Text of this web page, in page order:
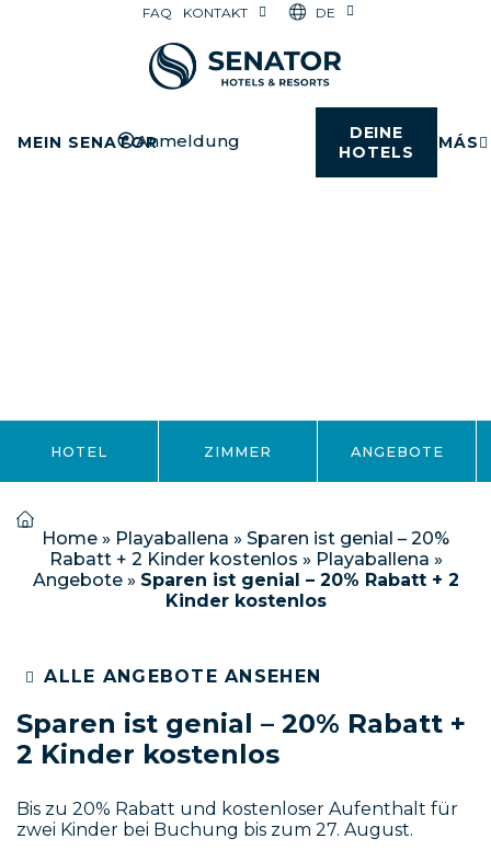
FAQ KONTAKT DE
MEIN SENATORAnmeldung
DEINE
HOTELS
MÁS
HOTEL ZIMMER ANGEBOTE
Home » Playaballena » Sparen ist genial – 20%
Rabatt + 2 Kinder kostenlos » Playaballena »
Angebote» Sparen ist genial – 20% Rabatt + 2
Kinder kostenlos
ALLE ANGEBOTE ANSEHEN
Sparen ist genial – 20% Rabatt +
2 Kinder kostenlos
Bis zu 20% Rabatt und kostenloser Aufenthalt für
zwei Kinder bei Buchung bis zum 27. August.